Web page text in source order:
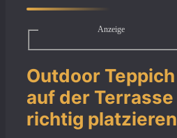
Anzeige
Outdoor Teppich
auf der Terrasse
richtig platzieren